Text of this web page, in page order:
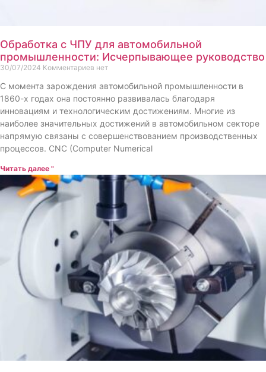
Обработка с ЧПУ для автомобильной
промышленности: Исчерпывающее руководство
30/07/2024 Комментариев нет
С момента зарождения автомобильной промышленности в
1860-х годах она постоянно развивалась благодаря
инновациям и технологическим достижениям. Многие из
наиболее значительных достижений в автомобильном секторе
напрямую связаны с совершенствованием производственных
процессов. CNC (Computer Numerical
Читать далее "